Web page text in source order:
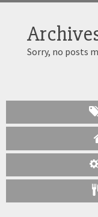
Sorry, no posts